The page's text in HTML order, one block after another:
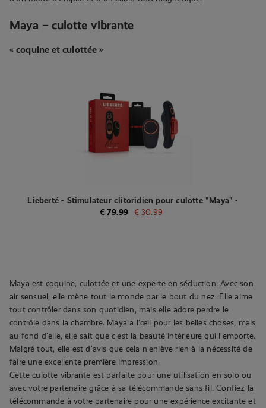
Maya – culotte vibrante
« coquine et culottée »
Lieberté - Stimulateur clitoridien pour culotte "Maya" -
Noir/Rouge
€79.99 € 30.99
Maya est coquine, culottée et une experte en séduction. Avec son
air sensuel, elle mène tout le monde par le bout du nez. Elle aime
tout contrôler dans son quotidien, mais elle adore perdre le
contrôle dans la chambre. Maya a l’œil pour les belles choses, mais
au fond d’elle, elle sait que c’est la beauté intérieure qui l’emporte.
Malgré tout, elle est d’avis que cela n’enlève rien à la nécessité de
faire une excellente première impression.
Cette culotte vibrante est parfaite pour une utilisation en solo ou
avec votre partenaire grâce à sa télécommande sans fil. Confiez la
télécommande à votre partenaire pour une expérience excitante et